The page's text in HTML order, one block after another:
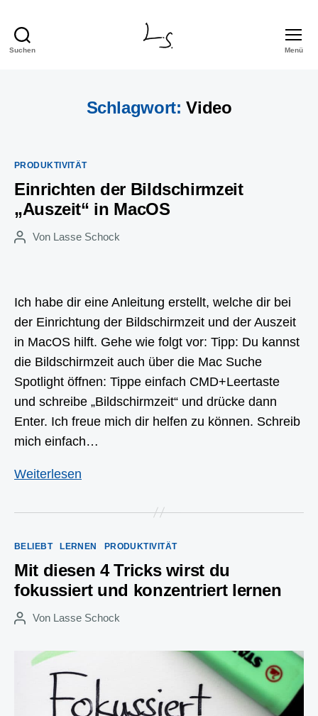
Suchen Menü
Schlagwort: Video
Kategorien
PRODUKTIVITÄT
Einrichten der Bildschirmzeit
„Auszeit“ in MacOS
Beitragsautor
Von Lasse Schock
Ich habe dir eine Anleitung erstellt, welche dir bei
der Einrichtung der Bildschirmzeit und der Auszeit
in MacOS hilft. Gehe wie folgt vor: Tipp: Du kannst
die Bildschirmzeit auch über die Mac Suche
Spotlight öffnen: Tippe einfach CMD+Leertaste
und schreibe „Bildschirmzeit“ und drücke dann
Enter. Ich freue mich dir helfen zu können. Schreib
mich einfach…
Weiterlesen
Bildschirmzeit
in
MacOS
Kategorien
BELIEBT LERNEN PRODUKTIVITÄT
Mit diesen 4 Tricks wirst du
fokussiert und konzentriert lernen
Beitragsautor
Von Lasse Schock